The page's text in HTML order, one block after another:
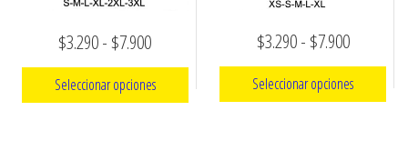
$3.290- $7.900Rango
de
precios:
Seleccionar opciones
$3.290- $7.900Rango
de
precios:
Seleccionar opciones